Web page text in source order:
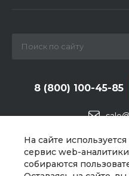
На сайте
сервис web-
собираются
8 (800) 100-45-85
г. Москва,